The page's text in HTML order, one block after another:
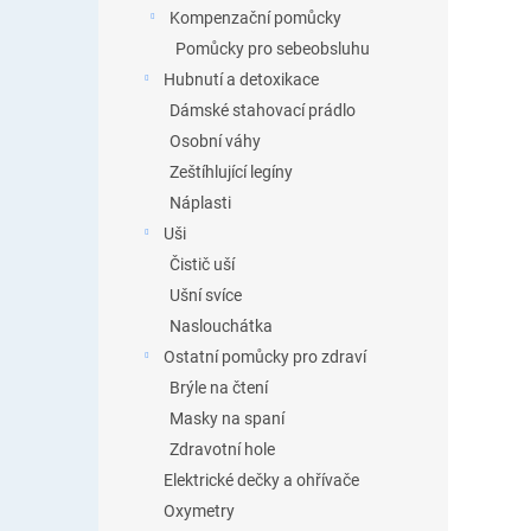
Kompenzační pomůcky
Pomůcky pro sebeobsluhu
Hubnutí a detoxikace
Dámské stahovací prádlo
Osobní váhy
Zeštíhlující legíny
Náplasti
Uši
Čistič uší
Ušní svíce
Naslouchátka
Ostatní pomůcky pro zdraví
Brýle na čtení
Masky na spaní
Zdravotní hole
Elektrické dečky a ohřívače
Oxymetry